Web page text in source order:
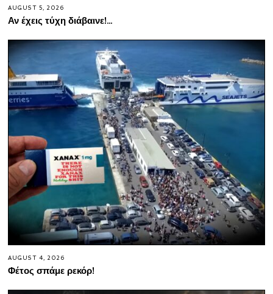
AUGUST 5, 2026
Αν έχεις τύχη διάβαινε!…
AUGUST 4, 2026
Φέτος σπάμε ρεκόρ!